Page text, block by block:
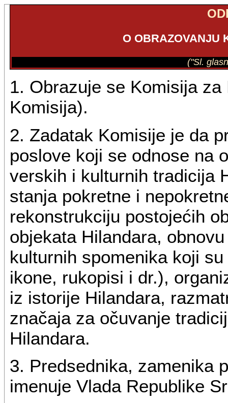
O OBRAZOVANJU
("Sl.
1. Obrazuje se Komisija
Komisija).
2. Zadatak Komisije je da
poslove koji se odnose na
verskih i kulturnih tradicija
stanja pokretne i
rekonstrukciju postojećih
objekata Hilandara,
kulturnih spomenika koji
ikone, rukopisi i dr.),
iz istorije Hilandara,
značaja za očuvanje
Hilandara.
3. Predsednika, zamenika
imenuje Vlada Republike